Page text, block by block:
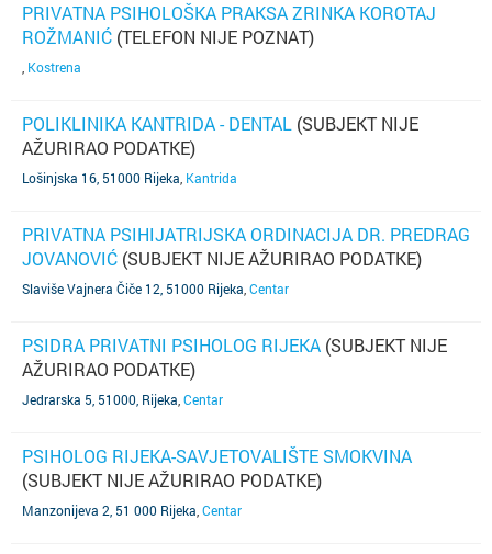
PRIVATNA PSIHOLOŠKA PRAKSA ZRINKA KOROTAJ
ROŽMANIĆ (TELEFON NIJE POZNAT)
Kostrena
POLIKLINIKA KANTRIDA - DENTAL (SUBJEKT NIJE
AŽURIRAO PODATKE)
Lošinjska 16, 51000 Rijeka Kantrida
PRIVATNA PSIHIJATRIJSKA ORDINACIJA DR. PREDRAG
JOVANOVIĆ (SUBJEKT NIJE AŽURIRAO PODATKE)
Slaviše Vajnera Čiče 12, 51000 Rijeka Centar
PSIDRA PRIVATNI PSIHOLOG RIJEKA (SUBJEKT NIJE
AŽURIRAO PODATKE)
Jedrarska 5, 51000, Rijeka Centar
PSIHOLOG RIJEKA-SAVJETOVALIŠTE SMOKVINA
(SUBJEKT NIJE AŽURIRAO PODATKE)
Manzonijeva 2, 51 000 Rijeka Centar